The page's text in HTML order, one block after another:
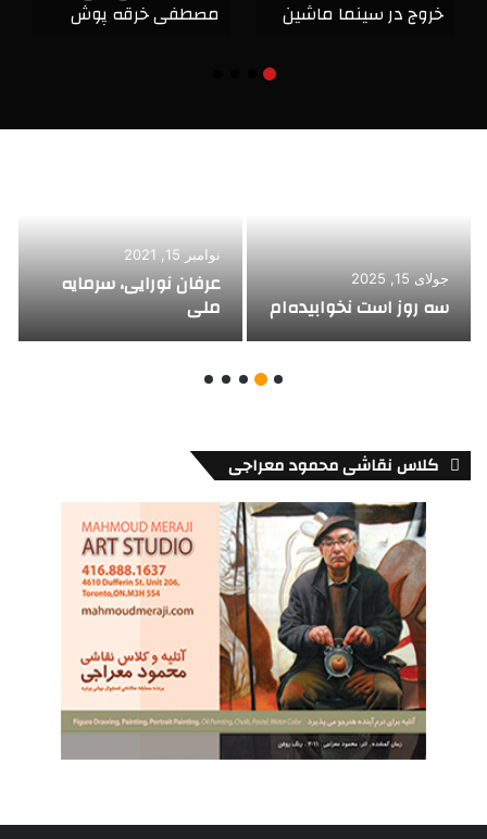
خروج در سینما ماشین مصطفی خرقه پوش
جولای 15, 2025
سه روز است نخوابیده‌ام
نوامبر 15, 2021
عرفان نورایی، سرمایه
ملی
کلاس نقاشی محمود معراجی